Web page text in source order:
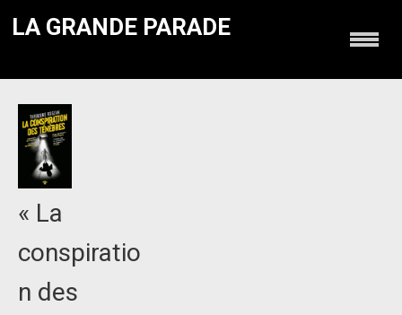
LA GRANDE PARADE
« La
conspiratio
n des